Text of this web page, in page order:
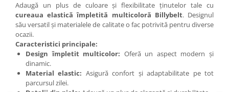
Adaugă un plus de culoare și flexibilitate ținutelor tale cu
cureaua elastică împletită multicoloră Billybelt. Designul
său versatil și materialele de calitate o fac potrivită pentru diverse
ocazii.
Caracteristici principale:
Design împletit multicolor: Oferă un aspect modern și
dinamic.
Material elastic: Asigură confort și adaptabilitate pe tot
parcursul zilei.